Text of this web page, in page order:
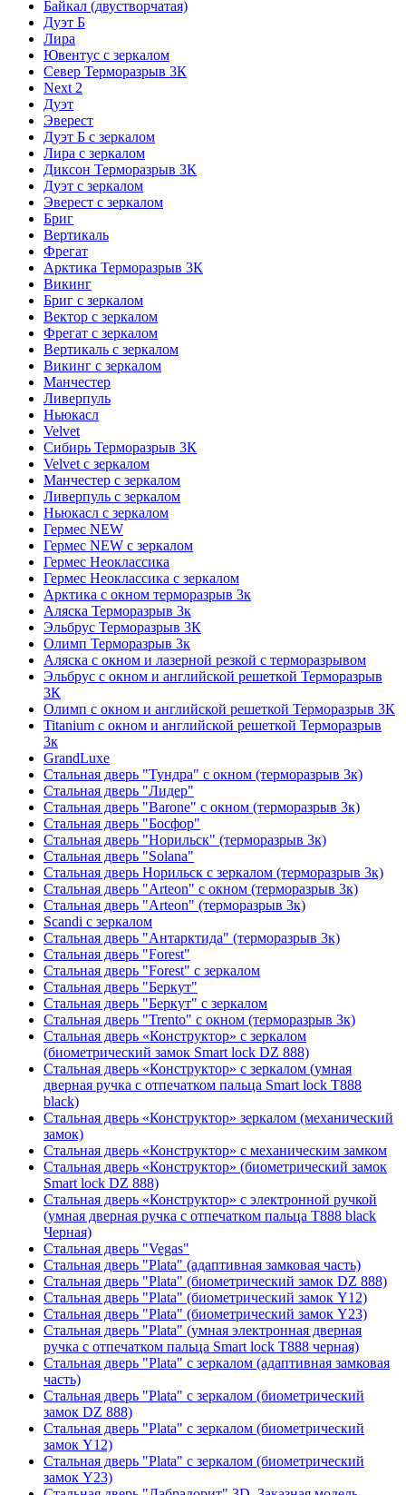
Байкал (двустворчатая)
Дуэт Б
Лира
Ювентус с зеркалом
Север Терморазрыв 3К
Next 2
Дуэт
Эверест
Дуэт Б с зеркалом
Лира с зеркалом
Диксон Терморазрыв 3К
Дуэт с зеркалом
Эверест с зеркалом
Бриг
Вертикаль
Фрегат
Арктика Терморазрыв 3К
Викинг
Бриг с зеркалом
Вектор с зеркалом
Фрегат с зеркалом
Вертикаль с зеркалом
Викинг с зеркалом
Манчестер
Ливерпуль
Ньюкасл
Velvet
Сибирь Терморазрыв 3К
Velvet с зеркалом
Манчестер с зеркалом
Ливерпуль с зеркалом
Ньюкасл с зеркалом
Гермес NEW
Гермес NEW с зеркалом
Гермес Неоклассика
Гермес Неоклассика с зеркалом
Арктика с окном терморазрыв 3к
Аляска Терморазрыв 3к
Эльбрус Терморазрыв 3К
Олимп Терморазрыв 3к
Аляска с окном и лазерной резкой с терморазрывом
Эльбрус с окном и английской решеткой Терморазрыв
3К
Олимп с окном и английской решеткой Терморазрыв 3К
Titanium с окном и английской решеткой Терморазрыв
3к
GrandLuxe
Стальная дверь "Тундра" с окном (терморазрыв 3к)
Стальная дверь "Лидер"
Стальная дверь "Barone" с окном (терморазрыв 3к)
Стальная дверь "Босфор"
Стальная дверь "Норильск" (терморазрыв 3к)
Стальная дверь "Solana"
Стальная дверь Норильск с зеркалом (терморазрыв 3к)
Стальная дверь "Arteon" с окном (терморазрыв 3к)
Стальная дверь "Arteon" (терморазрыв 3к)
Scandi с зеркалом
Стальная дверь "Антарктида" (терморазрыв 3к)
Стальная дверь "Forest"
Стальная дверь "Forest" с зеркалом
Стальная дверь "Беркут"
Стальная дверь "Беркут" с зеркалом
Стальная дверь "Trento" с окном (терморазрыв 3к)
Стальная дверь «Конструктор» с зеркалом
(биометрический замок Smart lock DZ 888)
Стальная дверь «Конструктор» с зеркалом (умная
дверная ручка с отпечатком пальца Smart lock T888
black)
Стальная дверь «Конструктор» зеркалом (механический
замок)
Стальная дверь «Конструктор» с механическим замком
Стальная дверь «Конструктор» (биометрический замок
Smart lock DZ 888)
Стальная дверь «Конструктор» с электронной ручкой
(умная дверная ручка с отпечатком пальца T888 black
Черная)
Стальная дверь "Vegas"
Стальная дверь "Plata" (адаптивная замковая часть)
Стальная дверь "Plata" (биометрический замок DZ 888)
Стальная дверь "Plata" (биометрический замок Y12)
Стальная дверь "Plata" (биометрический замок Y23)
Стальная дверь "Plata" (умная электронная дверная
ручка с отпечатком пальца Smart lock T888 черная)
Стальная дверь "Plata" с зеркалом (адаптивная замковая
часть)
Стальная дверь "Plata" с зеркалом (биометрический
замок DZ 888)
Стальная дверь "Plata" с зеркалом (биометрический
замок Y12)
Стальная дверь "Plata" с зеркалом (биометрический
замок Y23)